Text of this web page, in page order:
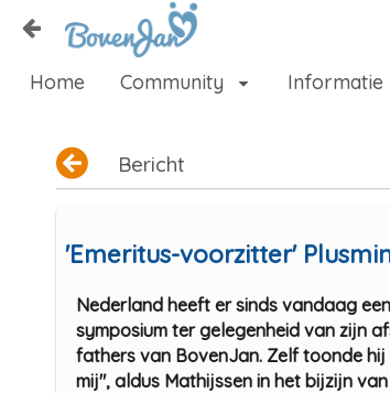
Home
Home Community Informatie
Bericht
'Emeritus-voorzitter'
Nederland heeft er sinds vandaag
symposium ter gelegenheid van zijn
fathers van BovenJan. Zelf toonde
mij", aldus Mathijssen in het bijzijn